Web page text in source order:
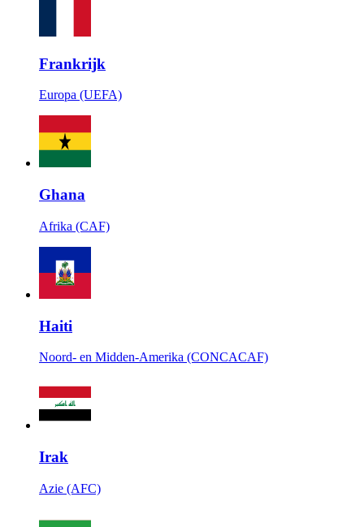
Frankrijk
Europa (UEFA)
Ghana
Afrika (CAF)
Haiti
Noord- en Midden-Amerika (CONCACAF)
Irak
Azie (AFC)